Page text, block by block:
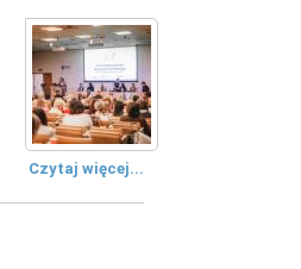
Czytaj więcej...